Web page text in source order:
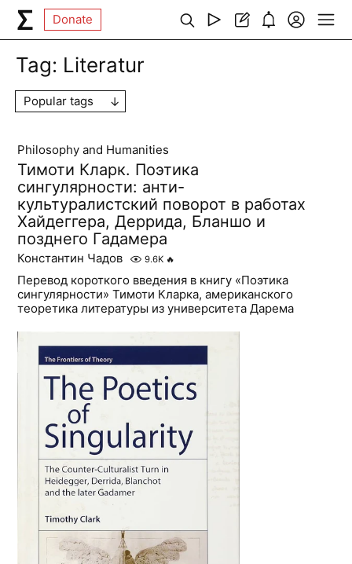
Donate
Tag: Literatur
Popular tags
Philosophy and Humanities
Тимоти Кларк. Поэтика
сингулярности: анти-
культуралистский поворот в работах
Хайдеггера, Деррида, Бланшо и
позднего Гадамера
Константин Чадов 9.6K 🔥
Перевод короткого введения в книгу «Поэтика
сингулярности» Тимоти Кларка, американского
теоретика литературы из университета Дарема